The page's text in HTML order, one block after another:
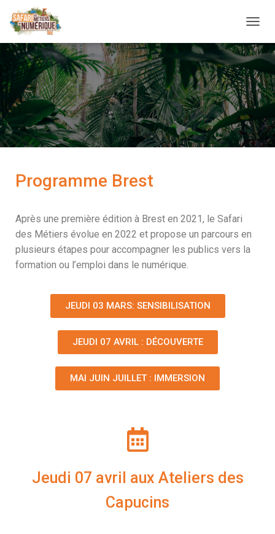
É
P
I
E
R
A
N
A
Programme Brest
Après une première édition à Brest en 2021, le Safari
des Métiers évolue en 2022 et propose un parcours en
plusieurs étapes pour accompagner les publics vers la
formation ou l’emploi dans le numérique.
JEUDI 03 MARS: SENSIBILISATION
JEUDI 07 AVRIL : DÉCOUVERTE
MAI JUIN JUILLET : IMMERSION
Jeudi 07 avril aux Ateliers des
Capucins